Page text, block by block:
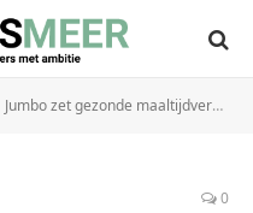
Jumbo zet gezonde maaltijdvervangende Sjakes in de schappen
0